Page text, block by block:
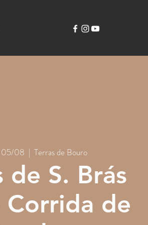
05/08
  |
Terras de Bouro
de S. Brás
Corrida de